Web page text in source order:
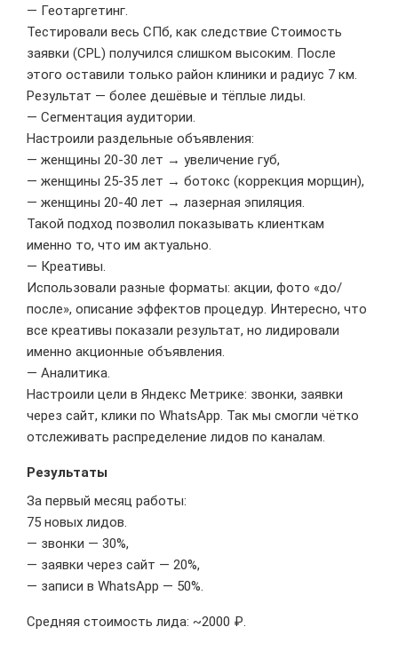
— Геотаргетинг.
Тестировали весь СПб, как следствие Стоимость
заявки (CPL) получился слишком высоким. После
этого оставили только район клиники и радиус 7 км.
Результат — более дешёвые и тёплые лиды.
— Сегментация аудитории.
Настроили раздельные объявления:
— женщины 20-30 лет → увеличение губ,
— женщины 25-35 лет → ботокс (коррекция морщин),
— женщины 20-40 лет → лазерная эпиляция.
Такой подход позволил показывать клиенткам
именно то, что им актуально.
— Креативы.
Использовали разные форматы: акции, фото «до/
после», описание эффектов процедур. Интересно, что
все креативы показали результат, но лидировали
именно акционные объявления.
— Аналитика.
Настроили цели в Яндекс Метрике: звонки, заявки
через сайт, клики по WhatsApp. Так мы смогли чётко
отслеживать распределение лидов по каналам.
Результаты
За первый месяц работы:
75 новых лидов.
— звонки — 30%,
— заявки через сайт — 20%,
— записи в WhatsApp — 50%.
Средняя стоимость лида: ~2000 ₽.